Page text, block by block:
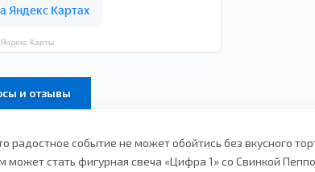
Карты
и отзывы
радостное событие не может обойтись без вкусного
стать фигурная свеча «Цифра 1» со Свинкой